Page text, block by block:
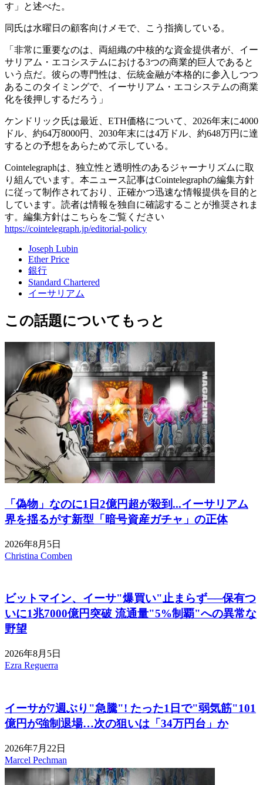
す」と述べた。
同氏は水曜日の顧客向けメモで、こう指摘している。
「非常に重要なのは、両組織の中核的な資金提供者が、イー
サリアム・エコシステムにおける3つの商業的巨人であると
いう点だ。彼らの専門性は、伝統金融が本格的に参入しつつ
あるこのタイミングで、イーサリアム・エコシステムの商業
化を後押しするだろう」
ケンドリック氏は最近、ETH価格について、2026年末に4000
ドル、約64万8000円、2030年末には4万ドル、約648万円に達
するとの予想をあらためて示している。
Cointelegraphは、独立性と透明性のあるジャーナリズムに取
り組んでいます。本ニュース記事はCointelegraphの編集方針
に従って制作されており、正確かつ迅速な情報提供を目的と
しています。読者は情報を独自に確認することが推奨されま
す。編集方針はこちらをご覧ください
https://cointelegraph.jp/editorial-policy
Joseph Lubin
Ether Price
銀行
Standard Chartered
イーサリアム
この話題についてもっと
「偽物」なのに1日2億円超が殺到...イーサリアム
界を揺るがす新型「暗号資産ガチャ」の正体
2026年8月5日
Christina Comben
ビットマイン、イーサ"爆買い"止まらず──保有つ
いに1兆7000億円突破 流通量"5%制覇"への異常な
野望
2026年8月5日
Ezra Reguerra
イーサが7週ぶり"急騰"! たった1日で"弱気筋"101
億円が強制退場…次の狙いは「34万円台」か
2026年7月22日
Marcel Pechman